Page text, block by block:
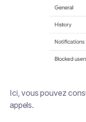
Ici, vous pouvez
appels.